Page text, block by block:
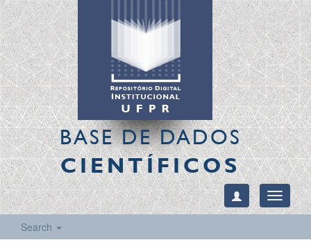
BASE DE DADOS
CIENTÍFICOS
Toggle
Search